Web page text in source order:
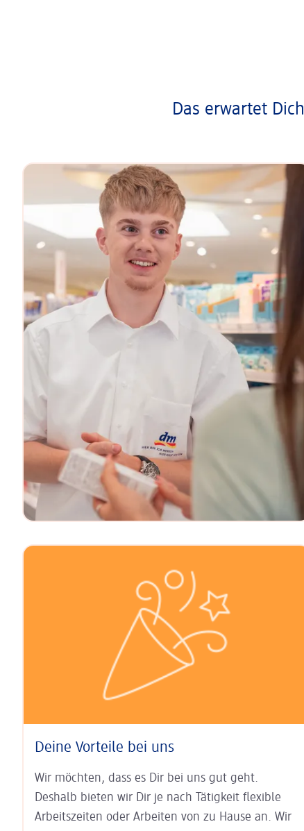
Das erwartet Dich
Deine Vorteile bei uns
Wir möchten, dass es Dir bei uns gut geht.
Deshalb bieten wir Dir je nach Tätigkeit flexible
Arbeits­zeiten oder Arbeiten von zu Hause an. Wir